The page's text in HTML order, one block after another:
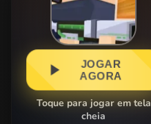
JOGAR
AGORA
Toque para jogar em tela
cheia